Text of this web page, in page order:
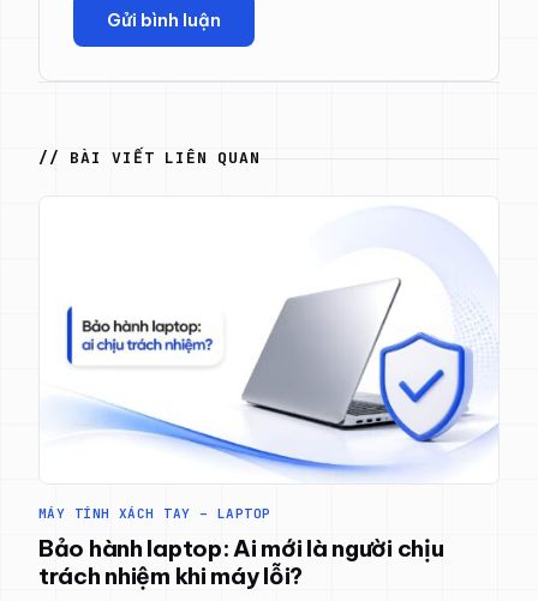
// BÀI VIẾT LIÊN QUAN
MÁY TÍNH XÁCH TAY – LAPTOP
Bảo hành laptop: Ai mới là người chịu
trách nhiệm khi máy lỗi?